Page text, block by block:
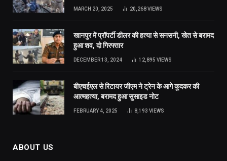
MARCH 20, 2025 20,268VIEWS
खानपुर में प्रॉपर्टी डीलर की हत्या से सनसनी, खेत से बरामद
हुआ शव, दो गिरफ्तार
DECEMBER 13, 2024 12,895 VIEWS
बीएचईएल से रिटायर जीएम ने ट्रेन के आगे कूदकर की
आत्महत्या, बरामद हुआ सुसाइड नोट
FEBRUARY 4, 2025 8,193 VIEWS
ABOUT US